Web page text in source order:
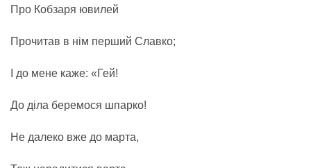
Про Кобзаря ювилей
Прочитав в нім перший Славко;
І до мене каже: «Гей!
До діла беремося шпарко!
Не далеко вже до марта,